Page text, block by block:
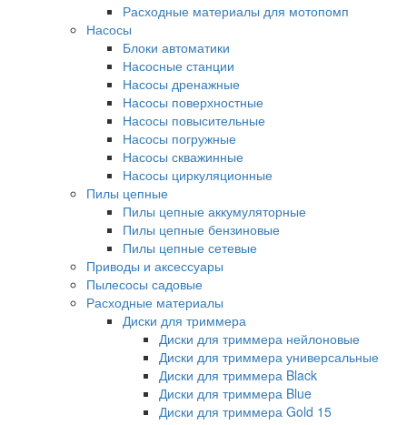
Расходные материалы для мотопомп
Насосы
Блоки автоматики
Насосные станции
Насосы дренажные
Насосы поверхностные
Насосы повысительные
Насосы погружные
Насосы скважинные
Насосы циркуляционные
Пилы цепные
Пилы цепные аккумуляторные
Пилы цепные бензиновые
Пилы цепные сетевые
Приводы и аксессуары
Пылесосы садовые
Расходные материалы
Диски для триммера
Диски для триммера нейлоновые
Диски для триммера универсальные
Диски для триммера Black
Диски для триммера Blue
Диски для триммера Gold 15